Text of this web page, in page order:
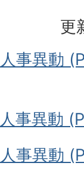
更
事異動
事異動
事異動